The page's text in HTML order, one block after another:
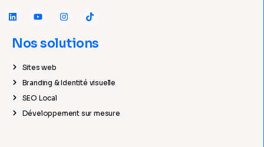
Nos solutions
Sites web
Branding & Identité visuelle
SEO Local
Développement sur mesure